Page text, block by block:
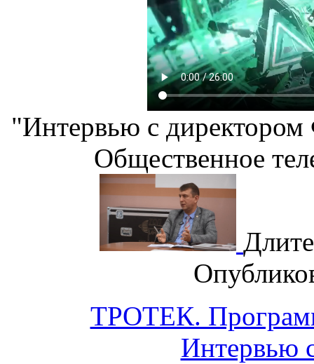
"Интервью с
Общественное
ТРОТЕК.
Интервью